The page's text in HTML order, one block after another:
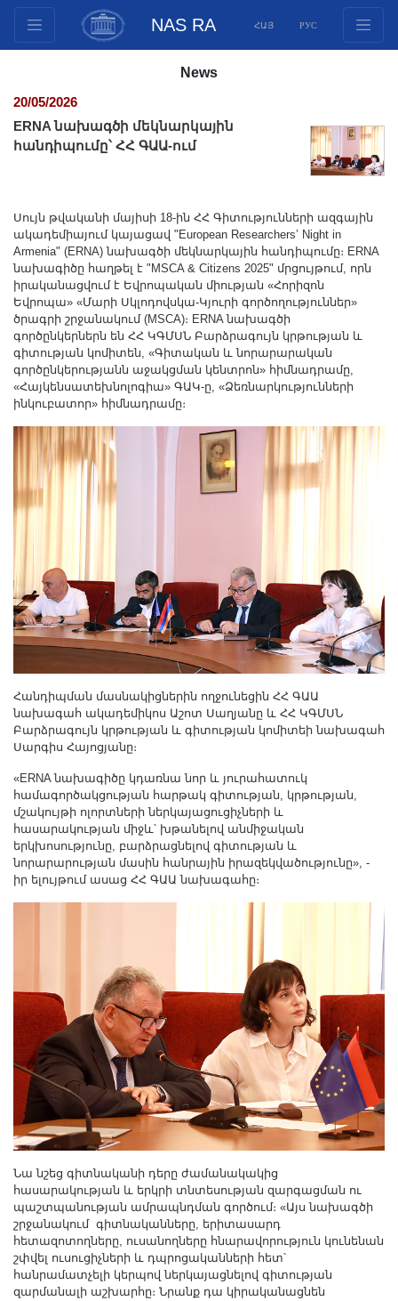
NAS RA ՀԱՅ РУС
Innovation Proposals
Conferences
Competitions
International cooperation
Youth programs
Photogallery
Videogallery
Web Resources
Other Academies
"Gitutyun" newspaper
"In the World of Science" Journal
Publications in Press
Notices
Anniversaries
Universities
News
Scientific Results
Scientists of the Diaspora
Young Scientist Tribune
Our Honored Figures
Announcements
Sitemap
Search
News
20/05/2026
ERNA նախագծի մեկնարկային
հանդիպումը՝ ՀՀ ԳԱԱ-ում
Սույն թվականի մայիսի 18-ին ՀՀ Գիտությունների ազգային
ակադեմիայում կայացավ "European Researchers’ Night in
Armenia" (ERNA) նախագծի մեկնարկային հանդիպումը։ ERNA
նախագիծը հաղթել է "MSCA & Citizens 2025" մրցույթում, որն
իրականացվում է Եվրոպական միության «Հորիզոն
Եվրոպա» «Մարի Սկլոդովսկա-Կյուրի գործողություններ»
ծրագրի շրջանակում (MSCA)։ ERNA նախագծի
գործընկերներն են ՀՀ ԿԳՄՍՆ Բարձրագույն կրթության և
գիտության կոմիտեն, «Գիտական և նորարարական
գործընկերությանն աջակցման կենտրոն» հիմնադրամը,
«Հայկենսատեխնոլոգիա» ԳԱԿ-ը, «Ձեռնարկությունների
ինկուբատոր» հիմնադրամը։
Հանդիպման մասնակիցներին ողջունեցին ՀՀ ԳԱԱ
նախագահ ակադեմիկոս Աշոտ Սաղյանը և ՀՀ ԿԳՄՍՆ
Բարձրագույն կրթության և գիտության կոմիտեի նախագահ
Սարգիս Հայոցյանը։
«ERNA նախագիծը կդառնա նոր և յուրահատուկ
համագործակցության հարթակ գիտության, կրթության,
մշակույթի ոլորտների ներկայացուցիչների և
հասարակության միջև՝ խթանելով անմիջական
երկխոսությունը, բարձրացնելով գիտության և
նորարարության մասին հանրային իրազեկվածությունը», -
իր ելույթում ասաց ՀՀ ԳԱԱ նախագահը։
Նա նշեց գիտնականի դերը ժամանակակից
հասարակության և երկրի տնտեսության զարգացման ու
պաշտպանության ամրապնդման գործում։ «Այս նախագծի
շրջանակում գիտնականները, երիտասարդ
հետազոտողները, ուսանողները հնարավորություն կունենան
շփվել ուսուցիչների և դպրոցականների հետ՝
հանրամատչելի կերպով ներկայացնելով գիտության
զարմանալի աշխարհը։ Նրանք դա կիրականացնեն